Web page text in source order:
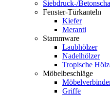
Siebdruck-/
Fenster-Türkanteln
Kiefer
Meranti
Stammware
Laubhölzer
Nadelhölzer
Tropische
Möbelbeschläge
Griffe